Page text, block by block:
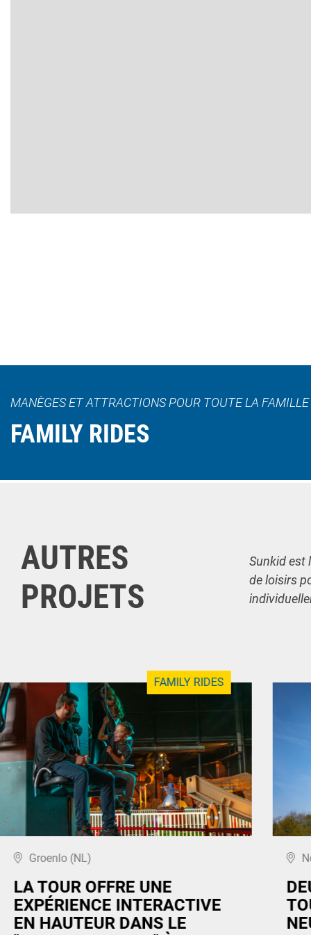
MANÈGES ET ATTRACTIONS POUR TOUTE LA FAMILLE
FAMILY RIDES
AUTRES
PROJETS
Sunkid est
de loisirs
FAMILY RIDES
Groenlo (NL)
LA TOUR OFFRE UNE
EXPÉRIENCE INTERACTIVE
EN HAUTEUR DANS LE